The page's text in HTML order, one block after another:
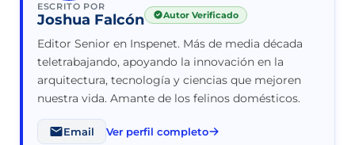
ESCRITO POR
Joshua Falcón Autor Verificado
Editor Senior en Inspenet. Más de media década
teletrabajando, apoyando la innovación en la
arquitectura, tecnología y ciencias que mejoren
nuestra vida. Amante de los felinos domésticos.
Email Ver perfil completo